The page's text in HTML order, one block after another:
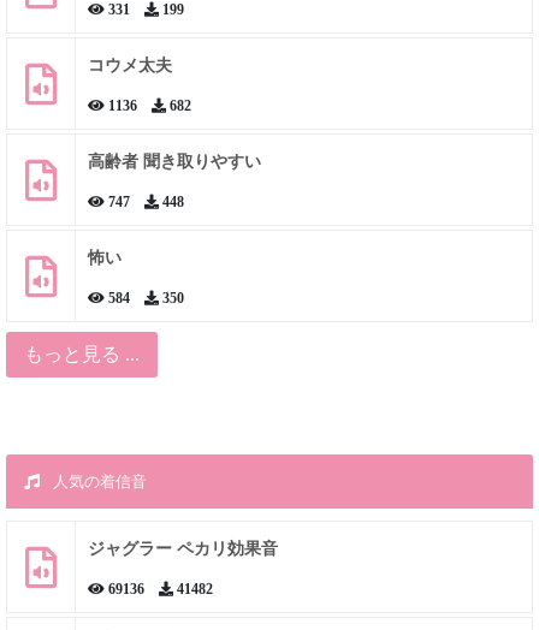
331 199
コウメ太夫
1136 682
高齢者 聞き取りやすい
747 448
怖い
584 350
もっと見る ...
人気の着信音
ジャグラー ペカリ効果音
69136 41482